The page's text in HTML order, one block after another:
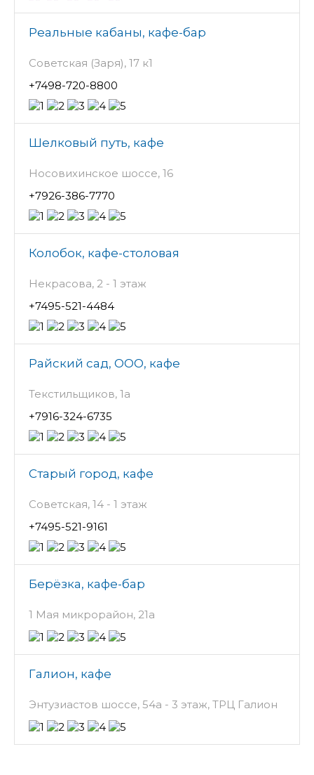
Реальные кабаны, кафе-бар
Советская (Заря), 17 к1
+7498-720-8800
Шелковый путь, кафе
Носовихинское шоссе, 16
+7926-386-7770
Колобок, кафе-столовая
Некрасова, 2 - 1 этаж
+7495-521-4484
Райский сад, ООО, кафе
Текстильщиков, 1а
+7916-324-6735
Старый город, кафе
Советская, 14 - 1 этаж
+7495-521-9161
Берёзка, кафе-бар
1 Мая микрорайон, 21а
Галион, кафе
Энтузиастов шоссе, 54а - 3 этаж, ТРЦ Галион